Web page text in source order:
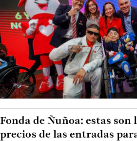
Fonda de Ñuñoa: estas son
precios de las entradas